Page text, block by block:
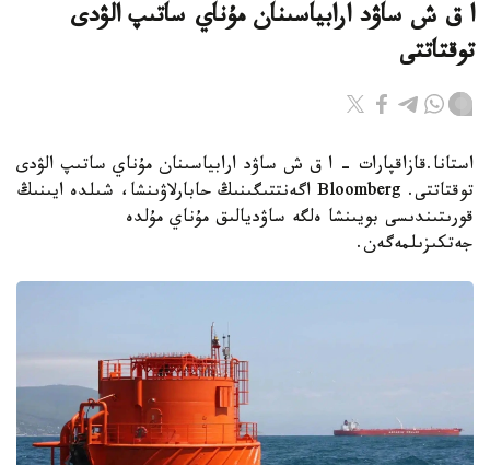
ا ق ش ساۋد ارابياسىنان مۇناي ساتىپ الۋدى
توقتاتتى
استانا.قازاقپارات - ا ق ش ساۋد ارابياسىنان مۇناي ساتىپ الۋدى
توقتاتتى. Bloomberg اگەنتتىگىنىڭ حابارلاۋىنشا، شىلدە ايىنىڭ
قورىتىندىسى بويىنشا ەلگە ساۋديالىق مۇناي مۇلدە
جەتكىزىلمەگەن.